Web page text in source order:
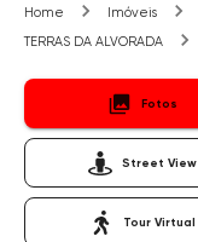
Home Imóveis
TERRAS DA ALVORADA
Fotos
Street View
Tour Virtual